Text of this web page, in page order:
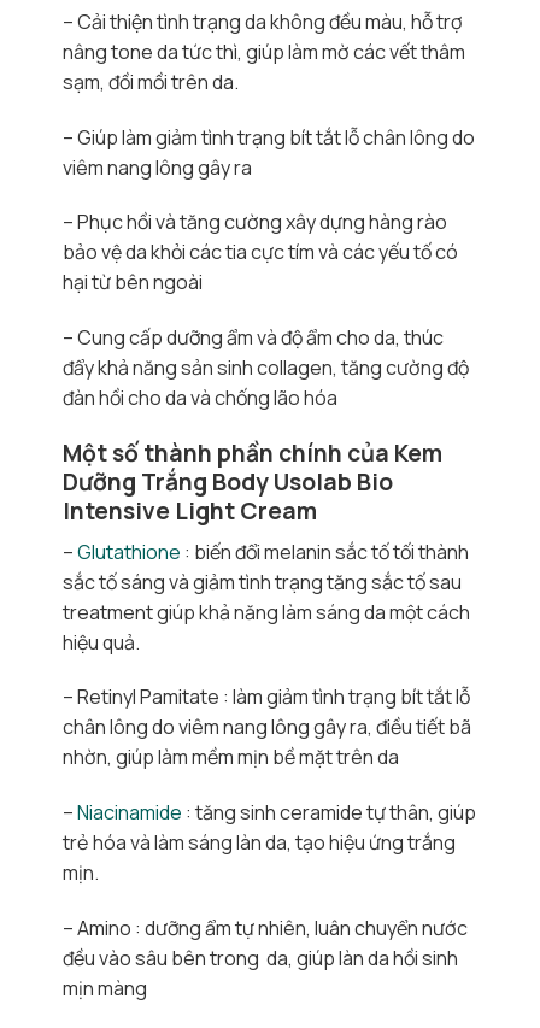
– Cải thiện tình trạng da không đều màu, hỗ trợ
nâng tone da tức thì, giúp làm mờ các vết thâm
sạm, đồi mồi trên da.
– Giúp làm giảm tình trạng bít tắt lỗ chân lông do
viêm nang lông gây ra
– Phục hồi và tăng cường xây dựng hàng rào
bảo vệ da khỏi các tia cực tím và các yếu tố có
hại từ bên ngoài
– Cung cấp dưỡng ẩm và độ ẩm cho da, thúc
đẩy khả năng sản sinh collagen, tăng cường độ
đàn hồi cho da và chống lão hóa
Một số thành phần chính của Kem
Dưỡng Trắng Body Usolab Bio
Intensive Light Cream
–Glutathione : biến đổi melanin sắc tố tối thành
sắc tố sáng và giảm tình trạng tăng sắc tố sau
treatment giúp khả năng làm sáng da một cách
hiệu quả.
– Retinyl Pamitate : làm giảm tình trạng bít tắt lỗ
chân lông do viêm nang lông gây ra, điều tiết bã
nhờn, giúp làm mềm mịn bề mặt trên da
–Niacinamide : tăng sinh ceramide tự thân, giúp
trẻ hóa và làm sáng làn da, tạo hiệu ứng trắng
mịn.
– Amino : dưỡng ẩm tự nhiên, luân chuyển nước
đều vào sâu bên trong da, giúp làn da hồi sinh
mịn màng